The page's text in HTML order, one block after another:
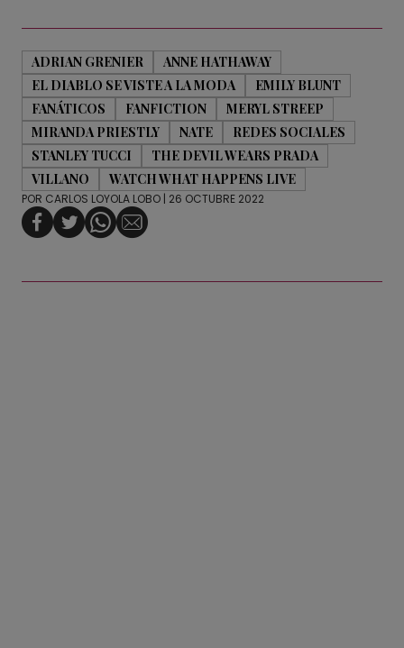
ADRIAN GRENIER
ANNE HATHAWAY
EL DIABLO SE VISTE A LA MODA
EMILY BLUNT
FANÁTICOS
FANFICTION
MERYL STREEP
MIRANDA PRIESTLY
NATE
REDES SOCIALES
STANLEY TUCCI
THE DEVIL WEARS PRADA
VILLANO
WATCH WHAT HAPPENS LIVE
POR CARLOS LOYOLA LOBO | 26 OCTUBRE 2022